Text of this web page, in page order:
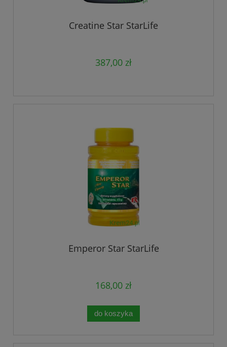
Creatine Star StarLife
387,00 zł
Emperor Star StarLife
168,00 zł
do koszyka